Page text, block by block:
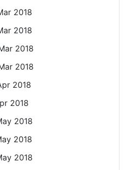
2018
2018
2018
2018
2018
2018
2018
2018
2018